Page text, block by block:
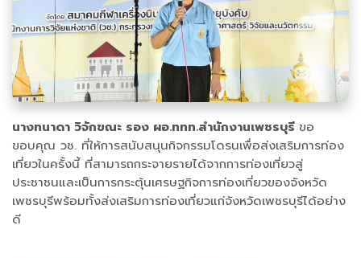
นางทนาดา วิจักขณะ รอง ผอ.ททท.สำนักงานเพชรบุรี ขอ
ขอบคุณ วช. ที่ให้การสนับสนุนกิจกรรมโดรนเพื่อส่งเสริมการท่อง
เที่ยวในครั้งนี้ ที่สามารถกระจายรายได้จากการท่องเที่ยวสู่
ประชาชนและเป็นการกระตุ้นเศรษฐกิจการท่องเที่ยวของจังหวัด
เพชรบุรีพร้อมทั้งส่งเสริมการท่องเที่ยวแก่จังหวัดเพชรบุรีได้อย่าง
ดี